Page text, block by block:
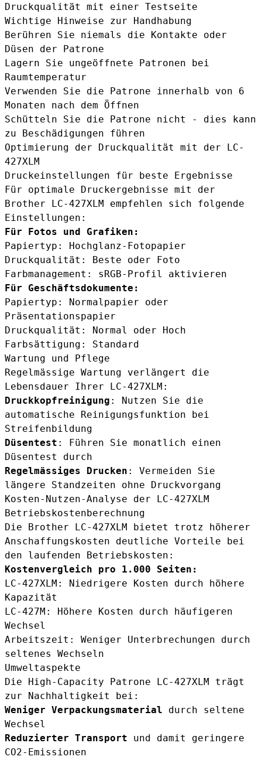
Druckqualität mit einer Testseite
Wichtige Hinweise zur Handhabung
Berühren Sie niemals die Kontakte oder
Düsen der Patrone
Lagern Sie ungeöffnete Patronen bei
Raumtemperatur
Verwenden Sie die Patrone innerhalb von 6
Monaten nach dem Öffnen
Schütteln Sie die Patrone nicht - dies kann
zu Beschädigungen führen
Optimierung der Druckqualität mit der LC-
427XLM
Druckeinstellungen für beste Ergebnisse
Für optimale Druckergebnisse mit der
Brother LC-427XLM empfehlen sich folgende
Einstellungen:
Für Fotos und Grafiken:
Papiertyp: Hochglanz-Fotopapier
Druckqualität: Beste oder Foto
Farbmanagement: sRGB-Profil aktivieren
Für Geschäftsdokumente:
Papiertyp: Normalpapier oder
Präsentationspapier
Druckqualität: Normal oder Hoch
Farbsättigung: Standard
Wartung und Pflege
Regelmässige Wartung verlängert die
Lebensdauer Ihrer LC-427XLM:
Druckkopfreinigung : Nutzen Sie die
automatische Reinigungsfunktion bei
Streifenbildung
Düsentest : Führen Sie monatlich einen
Düsentest durch
Regelmässiges Drucken : Vermeiden Sie
längere Standzeiten ohne Druckvorgang
Kosten-Nutzen-Analyse der LC-427XLM
Betriebskostenberechnung
Die Brother LC-427XLM bietet trotz höherer
Anschaffungskosten deutliche Vorteile bei
den laufenden Betriebskosten:
Kostenvergleich pro 1.000 Seiten:
LC-427XLM: Niedrigere Kosten durch höhere
Kapazität
LC-427M: Höhere Kosten durch häufigeren
Wechsel
Arbeitszeit: Weniger Unterbrechungen durch
seltenes Wechseln
Umweltaspekte
Die High-Capacity Patrone LC-427XLM trägt
zur Nachhaltigkeit bei:
Weniger Verpackungsmaterial durch seltene
Wechsel
Reduzierter Transport und damit geringere
CO2-Emissionen